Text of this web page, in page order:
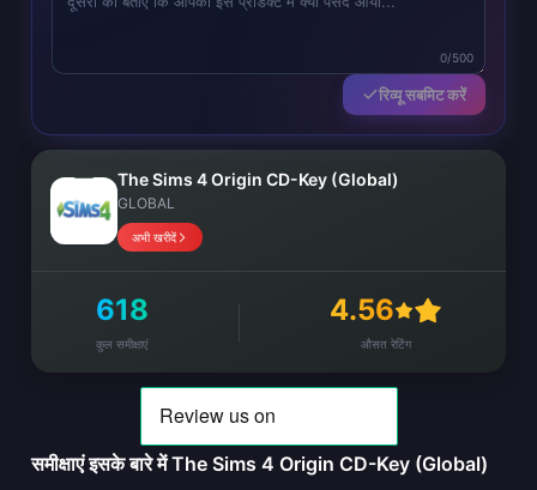
0/500
रिव्यू सबमिट करें
The Sims 4 Origin CD-Key (Global)
GLOBAL
अभी खरीदें
618
कुल समीक्षाएं
4.56
औसत रेटिंग
समीक्षाएं इसके बारे में The Sims 4 Origin CD-Key (Global)